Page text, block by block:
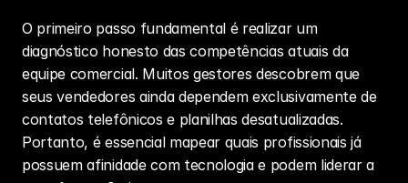
O primeiro passo fundamental é realizar um
diagnóstico honesto das competências atuais da
equipe comercial. Muitos gestores descobrem que
seus vendedores ainda dependem exclusivamente de
contatos telefônicos e planilhas desatualizadas.
Portanto, é essencial mapear quais profissionais já
possuem afinidade com tecnologia e podem liderar a